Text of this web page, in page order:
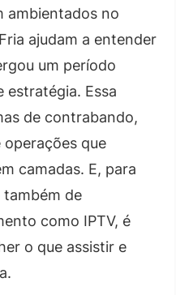
ambientados no
ajudam a entender
um período
estratégia. Essa
de contrabando,
que
camadas. E, para
também de
como IPTV, é
o que assistir e